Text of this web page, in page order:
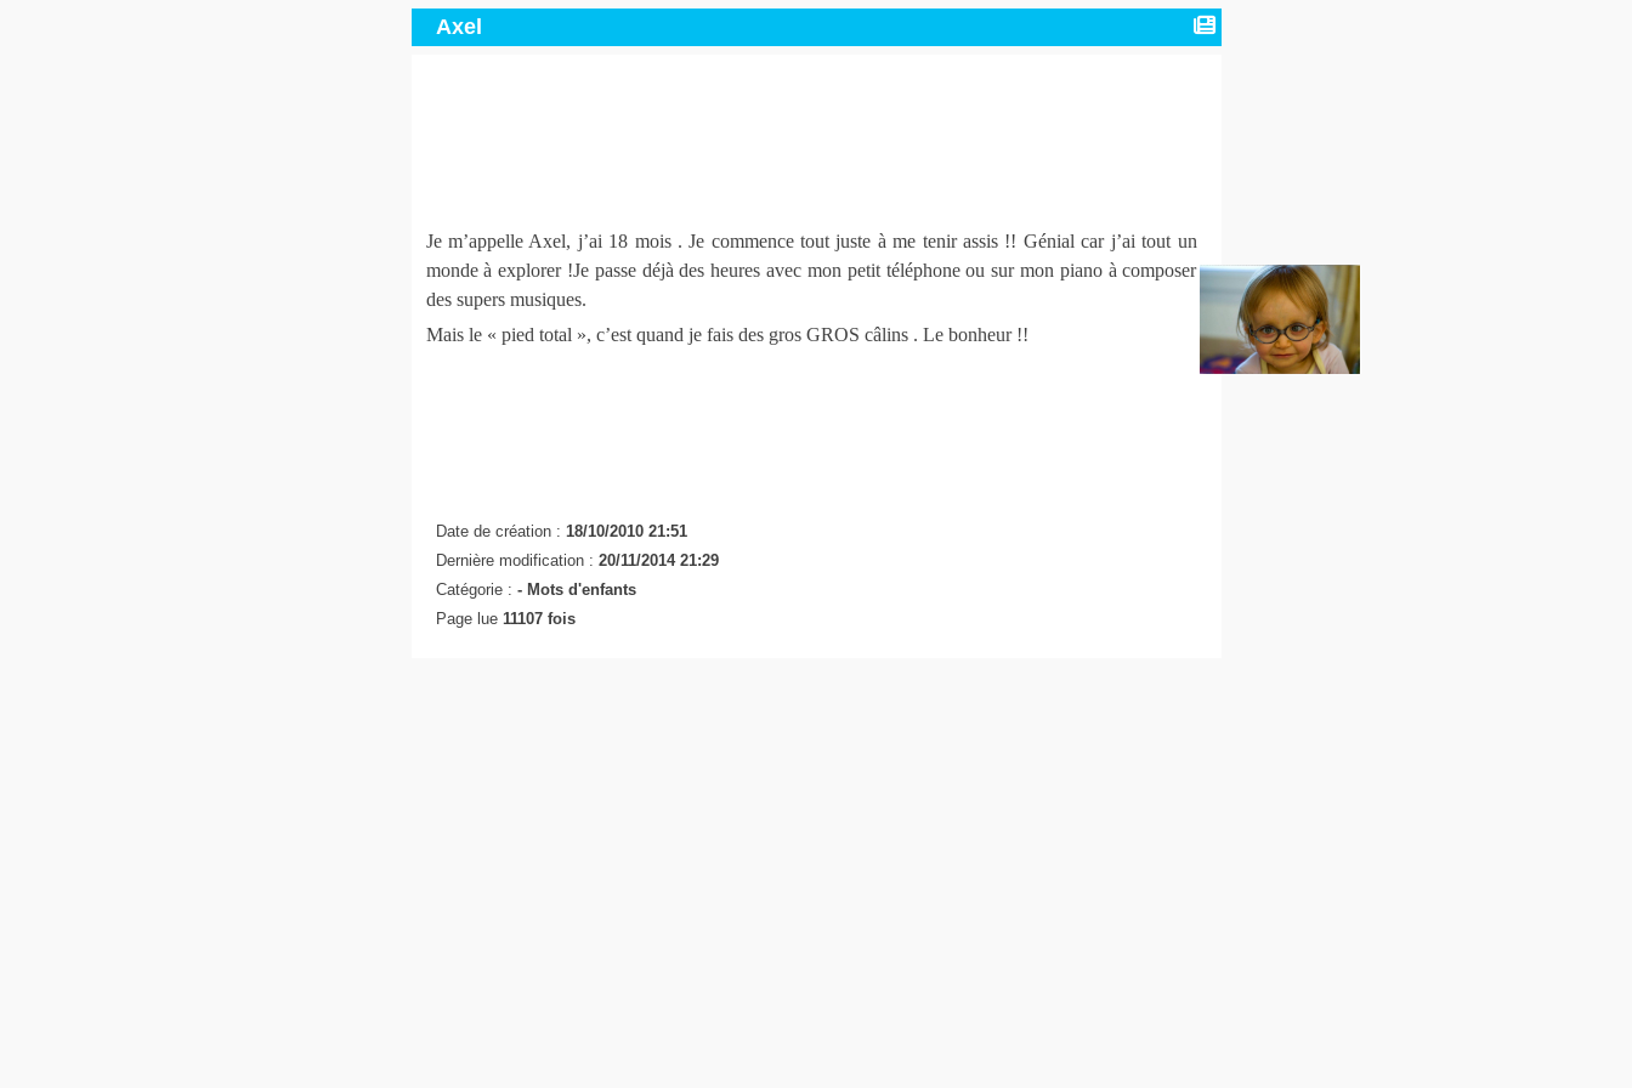
Axel
Je m’appelle Axel, j’ai 18 mois . Je commence tout juste à me tenir assis !! Génial car j’ai tout un
monde à explorer !Je passe déjà des heures avec mon petit téléphone ou sur mon piano à composer
des supers musiques.
Mais le « pied total », c’est quand je fais des gros GROS câlins . Le bonheur !!
Date de création : 18/10/2010 21:51
Dernière modification : 20/11/2014 21:29
Catégorie : - Mots d'enfants
Page lue 11107 fois